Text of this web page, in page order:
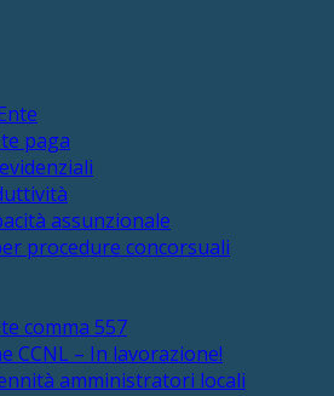
paga
assunzionale
procedure concorsuali
comma 557
CCNL – In lavorazione!
amministratori locali